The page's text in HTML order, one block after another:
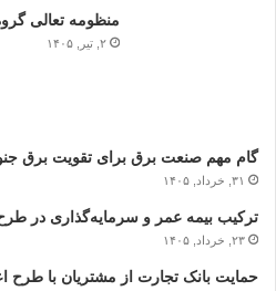
منظومه تعالی
۲, تیر, ۱۴۰۵
گام مهم صنعت برق برای تقویت برق
۳۱, خرداد, ۱۴۰۵
ترکیب بیمه عمر و سرمایه‌گذاری در
۲۳, خرداد, ۱۴۰۵
حمایت بانک تجارت از مشتریان با طرح